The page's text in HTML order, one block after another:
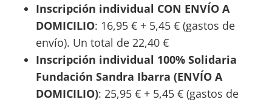
Inscripción individual CON ENVÍO A
DOMICILIO: 16,95 € + 5,45 € (gastos de
envío). Un total de 22,40 €
Inscripción individual 100% Solidaria
Fundación Sandra Ibarra (ENVÍO A
DOMICILIO): 25,95 € + 5,45 € (gastos de